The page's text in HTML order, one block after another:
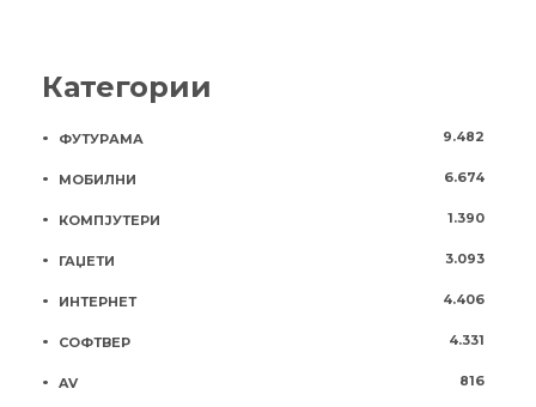
Категории
ФУТУРАМА 9.482
МОБИЛНИ 6.674
КОМПЈУТЕРИ 1.390
ГАЏЕТИ 3.093
ИНТЕРНЕТ 4.406
СОФТВЕР 4.331
AV 816